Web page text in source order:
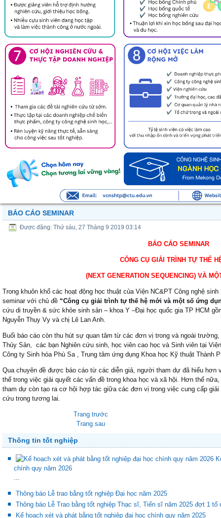
BÁO CÁO SEMINAR
Trong khuôn khổ các hoạt động học thuật của Viện NC&PT Công nghệ
seminar với chủ đề “Công cụ giải trình tự thế hệ mới và một số ứng
cứu di truyền & sức khỏe sinh sản – khoa Y –Đại học quốc gia TP HCM
Buổi báo cáo còn thu hút sự quan tâm từ các đơn vị trong và ngoài
Thủy Sản, các bạn Nghiên cứu sinh, học viên cao học và Sinh viên tại
Qua chuyên đề được báo cáo từ các diễn giả, người tham dự đã hiểu hơn
thể trong việc giải quyết các vấn đề trong khoa học và xã hội. Hơn thế
tham dự còn tạo ra cơ hội hợp tác giữa các đơn vị trong việc cung cấp giải
Trang trước
Thông tin tốt nghiệp
Thông báo Lễ trao bằng tốt nghiệp Đại học năm 2025
Thông báo Lễ Trao bằng tốt nghiệp Thạc sĩ, Tiến sĩ năm 2025 đợt 1 tổ